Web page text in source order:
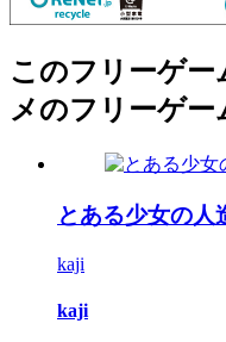
このフリーゲー
メのフリーゲー
とある少女の人
kaji
kaji